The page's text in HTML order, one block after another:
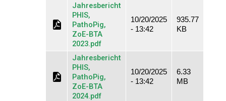
Jahresbericht
PHIS,
PathoPig,
ZoE-BTA
2023.pdf
10/20/2025
- 13:42
935.77
KB
Jahresbericht
PHIS,
PathoPig,
ZoE-BTA
2024.pdf
10/20/2025
- 13:42
6.33
MB